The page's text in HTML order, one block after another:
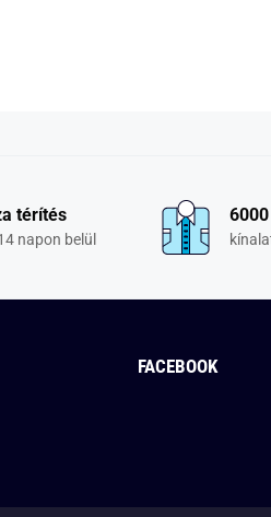
térítés
napon belül
FACEBOOK